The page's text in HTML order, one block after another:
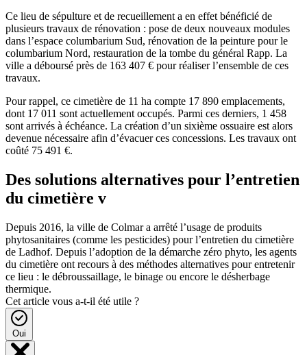
Ce lieu de sépulture et de recueillement a en effet bénéficié de
plusieurs travaux de rénovation : pose de deux nouveaux modules
dans l’espace columbarium Sud, rénovation de la peinture pour le
columbarium Nord, restauration de la tombe du général Rapp. La
ville a déboursé près de 163 407 € pour réaliser l’ensemble de ces
travaux.
Pour rappel, ce cimetière de 11 ha compte 17 890 emplacements,
dont 17 011 sont actuellement occupés. Parmi ces derniers, 1 458
sont arrivés à échéance. La création d’un sixième ossuaire est alors
devenue nécessaire afin d’évacuer ces concessions. Les travaux ont
coûté 75 491 €.
Des solutions alternatives pour l’entretien
du cimetière v
Depuis 2016, la ville de Colmar a arrêté l’usage de produits
phytosanitaires (comme les pesticides) pour l’entretien du cimetière
de Ladhof. Depuis l’adoption de la démarche zéro phyto, les agents
du cimetière ont recours à des méthodes alternatives pour entretenir
ce lieu : le débroussaillage, le binage ou encore le désherbage
thermique.
Cet article vous a-t-il été utile ?
Oui